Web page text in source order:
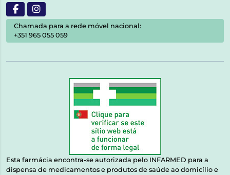
Chamada para a rede móvel nacional:
+351 965 055 059
Esta farmácia encontra-se autorizada pelo INFARMED para a
dispensa de medicamentos e produtos de saúde ao domicílio e